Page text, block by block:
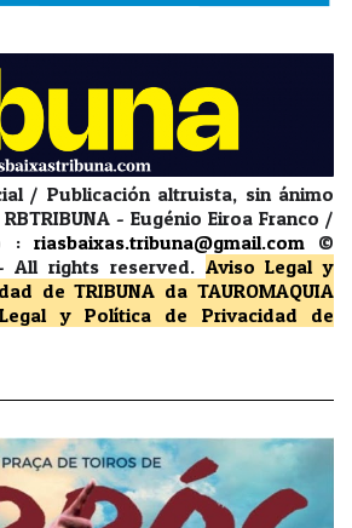
/ Publicación altruista, sin ánimo
- Eugénio Eiroa Franco /
: riasbaixas.tribuna@gmail.com
©
-All rights reserved. Aviso Legal y
de TRIBUNA da TAUROMAQUIA
y Política de Privacidad
de